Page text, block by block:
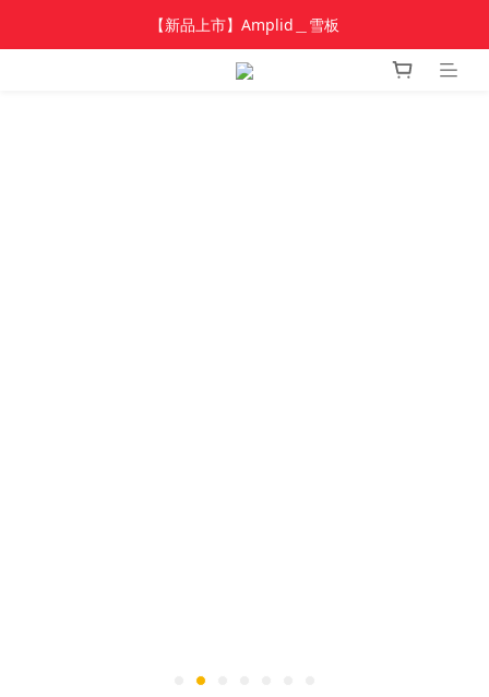
加入新會員 領$100 購物金，首單享免運🚛
【新品上市】雪季商品
加入新會員 領$100 購物金，首單享免運🚛